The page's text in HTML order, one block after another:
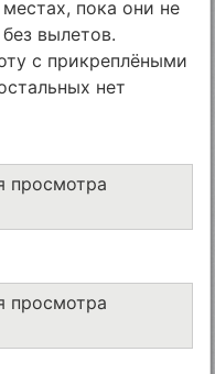
пока они не
вылетов.
с прикреплёными
нет
просмотра
просмотра